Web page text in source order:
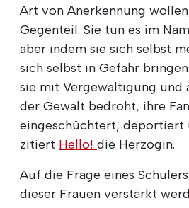
Art von Anerkennung
Gegenteil. Sie tun es im
aber indem sie sich selbst
sich selbst in Gefahr
sie mit Vergewaltigung und
der Gewalt bedroht, ihre
eingeschüchtert, deportiert
zitiert Hello! die Herzogin.
Auf die Frage eines
dieser Frauen verstärkt